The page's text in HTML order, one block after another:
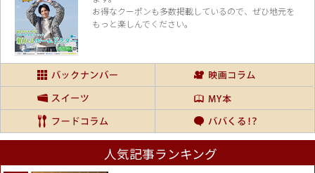
お得なクーポンも多数掲載しているので、 ぜひ地元を
もっと楽しんでください。
人気記事ランキング